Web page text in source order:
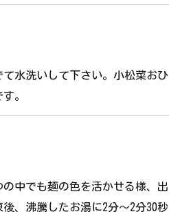
水洗いして下さい。小松菜おひ
。
中でも麺の色を活かせる様、出
、沸騰したお湯に2分～2分30秒